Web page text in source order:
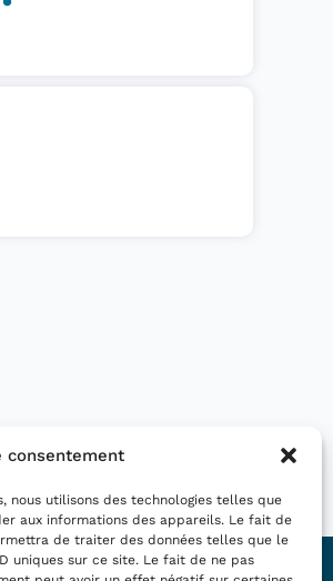
consentement
nous utilisons des technologies telles que
aux informations des appareils. Le fait de
de traiter des données telles que le
uniques sur ce site. Le fait de ne pas